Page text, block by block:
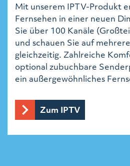
Mit unserem IPTV-Produkt
Fernsehen in einer neuen
Sie über 100 Kanäle
und schauen Sie auf
gleichzeitig. Zahlreiche
optional zubuchbare
ein außergewöhnliches
Zum IPTV